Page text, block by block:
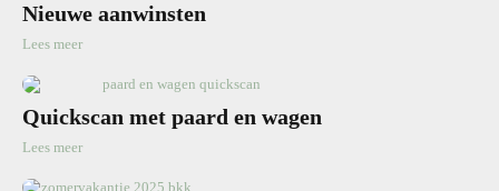
Nieuwe aanwinsten
Lees meer
Quickscan met paard en wagen
Lees meer